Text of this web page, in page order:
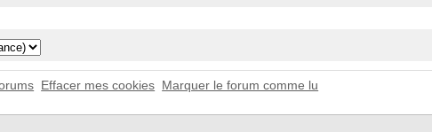
Effacer mes cookies Marquer le forum comme lu